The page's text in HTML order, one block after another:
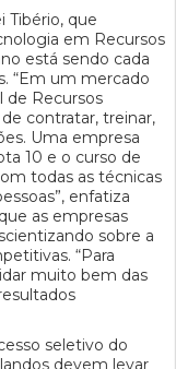
Tibério, que
em Recursos
está sendo cada
“Em um mercado
Recursos
contratar, treinar,
Uma empresa
10 e o curso de
todas as técnicas
enfatiza
as empresas
sobre a
“Para
muito bem das
seletivo do
devem levar